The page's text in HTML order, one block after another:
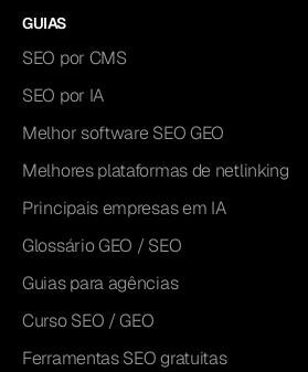
GUIAS
SEO por CMS
SEO por IA
Melhor software SEO GEO
Melhores plataformas de netlinking
Principais empresas em IA
Glossário GEO / SEO
Guias para agências
Curso SEO / GEO
Ferramentas SEO gratuitas